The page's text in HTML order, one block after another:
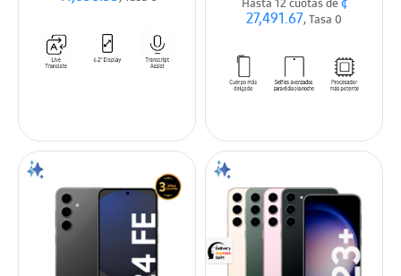
Hasta 12 cuotas de
27,491.67, Tasa 0